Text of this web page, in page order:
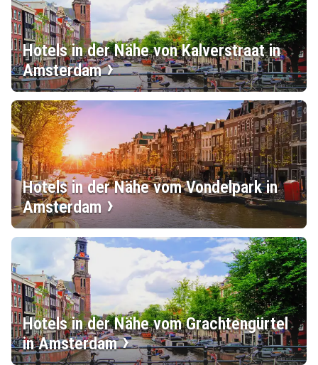
Hotels in der Nähe von Kalverstraat in
Amsterdam
Hotels in der Nähe vom Vondelpark in
Amsterdam
Hotels in der Nähe vom Grachtengürtel
in Amsterdam